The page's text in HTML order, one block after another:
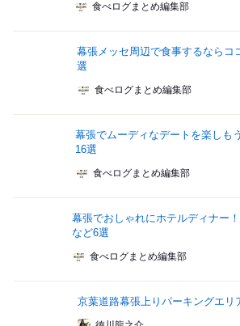
食べログまとめ編集部
幕張メッセ周辺で食事するならコ
選
食べログまとめ編集部
幕張でムーディなデートを楽しも
16選
食べログまとめ編集部
幕張でおしゃれにホテルディナー
など6選
食べログまとめ編集部
京葉道路幕張上りパーキングエリ